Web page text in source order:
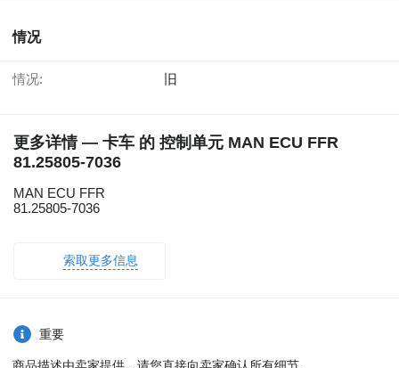
情况
情况: 旧
更多详情 — 卡车 的 控制单元 MAN ECU FFR
81.25805-7036
MAN ECU FFR
81.25805-7036
索取更多信息
重要
商品描述由卖家提供，请您直接向卖家确认所有细节。